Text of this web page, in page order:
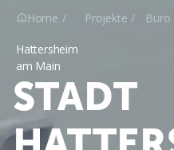
 Home Projekte Büro
Hattersheim
am Main
STADT